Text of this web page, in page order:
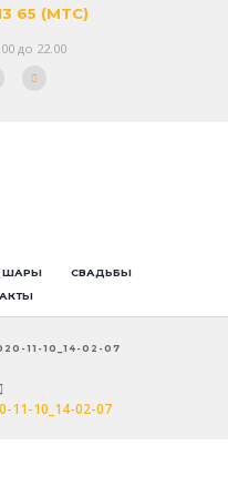
65 (МТС)
до 22.00
ШАРЫ
СВАДЬБЫ
11-10_14-02-07
11-10_14-02-07